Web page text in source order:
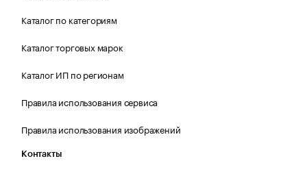
Каталог по категориям
Каталог торговых марок
Каталог ИП по регионам
Правила использования сервиса
Правила использования изображений
Контакты